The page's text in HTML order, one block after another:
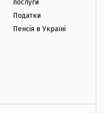
послуги
Податки
Пенсія в Україні